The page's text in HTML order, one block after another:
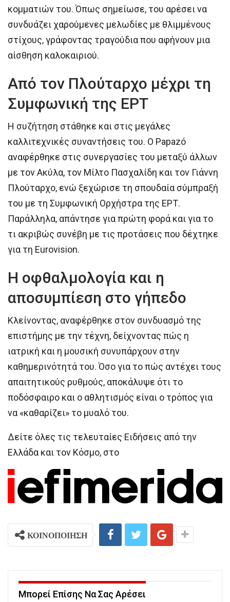
κομματιών του. Όπως σημείωσε, του αρέσει να
συνδυάζει χαρούμενες μελωδίες με θλιμμένους
στίχους, γράφοντας τραγούδια που αφήνουν μια
αίσθηση καλοκαιριού.
Από τον Πλούταρχο μέχρι τη
Συμφωνική της ΕΡΤ
Η συζήτηση στάθηκε και στις μεγάλες
καλλιτεχνικές συναντήσεις του. Ο Papazó
αναφέρθηκε στις συνεργασίες του μεταξύ άλλων
με τον Ακύλα, τον Μίλτο Πασχαλίδη και τον Γιάννη
Πλούταρχο, ενώ ξεχώρισε τη σπουδαία σύμπραξή
του με τη Συμφωνική Ορχήστρα της ΕΡΤ.
Παράλληλα, απάντησε για πρώτη φορά και για το
τι ακριβώς συνέβη με τις προτάσεις που δέχτηκε
για τη Eurovision.
Η οφθαλμολογία και η
αποσυμπίεση στο γήπεδο
Κλείνοντας, αναφέρθηκε στον συνδυασμό της
επιστήμης με την τέχνη, δείχνοντας πώς η
ιατρική και η μουσική συνυπάρχουν στην
καθημερινότητά του. Όσο για το πώς αντέχει τους
απαιτητικούς ρυθμούς, αποκάλυψε ότι το
ποδόσφαιρο και ο αθλητισμός είναι ο τρόπος για
να «καθαρίζει» το μυαλό του.
Δείτε όλες τις τελευταίες Ειδήσεις από την
Ελλάδα και τον Κόσμο, στο
ΚΟΙΝΟΠΟΙΗΣΗ
Μπορεί Επίσης Να Σας Αρέσει